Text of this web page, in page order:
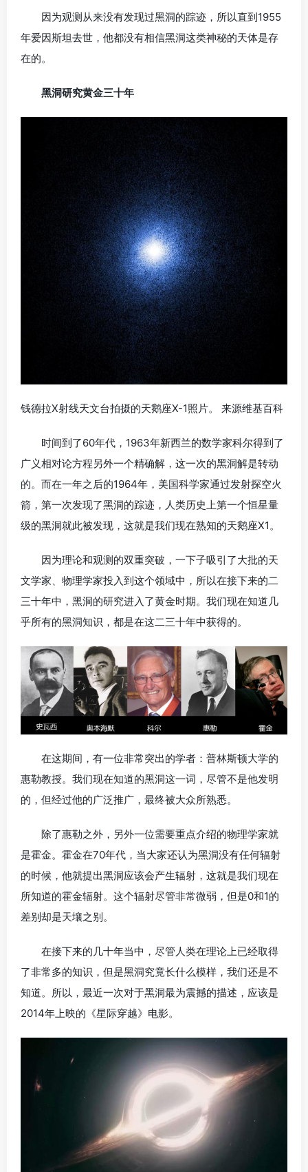
因为观测从来没有发现过黑洞的踪迹，所以直到1955
年爱因斯坦去世，他都没有相信黑洞这类神秘的天体是存
在的。
黑洞研究黄金三十年
钱德拉X射线天文台拍摄的天鹅座X-1照片。 来源维基百科
时间到了60年代，1963年新西兰的数学家科尔得到了
广义相对论方程另外一个精确解，这一次的黑洞解是转动
的。而在一年之后的1964年，美国科学家通过发射探空火
箭，第一次发现了黑洞的踪迹，人类历史上第一个恒星量
级的黑洞就此被发现，这就是我们现在熟知的天鹅座X1。
因为理论和观测的双重突破，一下子吸引了大批的天
文学家、物理学家投入到这个领域中，所以在接下来的二
三十年中，黑洞的研究进入了黄金时期。我们现在知道几
乎所有的黑洞知识，都是在这二三十年中获得的。
在这期间，有一位非常突出的学者：普林斯顿大学的
惠勒教授。我们现在知道的黑洞这一词，尽管不是他发明
的，但经过他的广泛推广，最终被大众所熟悉。
除了惠勒之外，另外一位需要重点介绍的物理学家就
是霍金。霍金在70年代，当大家还认为黑洞没有任何辐射
的时候，他就提出黑洞应该会产生辐射，这就是我们现在
所知道的霍金辐射。这个辐射尽管非常微弱，但是0和1的
差别却是天壤之别。
在接下来的几十年当中，尽管人类在理论上已经取得
了非常多的知识，但是黑洞究竟长什么模样，我们还是不
知道。所以，最近一次对于黑洞最为震撼的描述，应该是
2014年上映的《星际穿越》电影。